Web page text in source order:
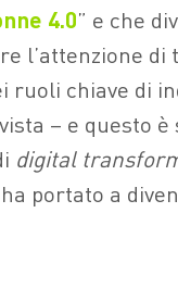
4.0” e che
l’attenzione
ruoli chiave di
– e questo
digital
portato a